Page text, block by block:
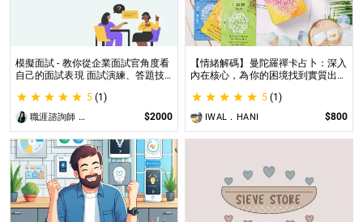
模擬面試 - 教你從企業面試官角度看
自己的面試表現 面試演練、答題技
5 (1)
職涯諮詢師 阿紫 $2000
【情緒解碼】曼陀羅禪卡占卜：深入
內在核心，為你的困境找到實質出口
情緒解析，打破人生卡關循環
5 (1)
IWAL．HANI $800